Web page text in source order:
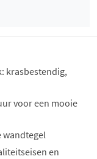
krasbestendig,
voor een mooie
wandtegel
en